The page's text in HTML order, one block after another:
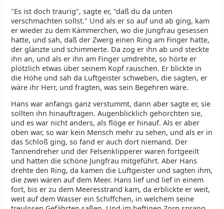
"Es ist doch traurig", sagte er, "daß du da unten
verschmachten sollst." Und als er so auf und ab ging, kam
er wieder zu dem Kämmerchen, wo die Jungfrau gesessen
hatte, und sah, daß der Zwerg einen Ring am Finger hatte,
der glänzte und schimmerte. Da zog er ihn ab und steckte
ihn an, und als er ihn am Finger umdrehte, so hörte er
plötzlich etwas über seinem Kopf rauschen. Er blickte in
die Höhe und sah da Luftgeister schweben, die sagten, er
wäre ihr Herr, und fragten, was sein Begehren wäre.
Hans war anfangs ganz verstummt, dann aber sagte er, sie
sollten ihn hinauftragen. Augenblicklich gehorchten sie,
und es war nicht anders, als flöge er hinauf. Als er aber
oben war, so war kein Mensch mehr zu sehen, und als er in
das Schloß ging, so fand er auch dort niemand. Der
Tannendreher und der Felsenklipperer waren fortgeeilt
und hatten die schöne Jungfrau mitgeführt. Aber Hans
drehte den Ring, da kamen die Luftgeister und sagten ihm,
die zwei wären auf dem Meer. Hans lief und lief in einem
fort, bis er zu dem Meeresstrand kam, da erblickte er weit,
weit auf dem Wasser ein Schiffchen, in welchem seine